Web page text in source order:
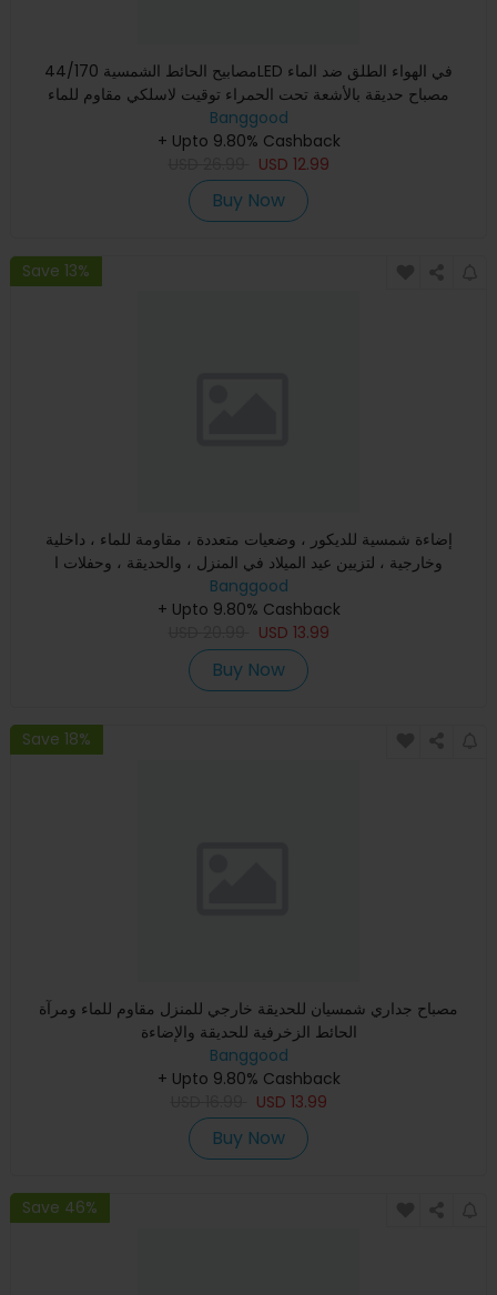
مصابيح الحائط الشمسية 44/170LED في الهواء الطلق ضد الماء
مصباح حديقة بالأشعة تحت الحمراء توقيت لاسلكي مقاوم للماء
Banggood
+ Upto 9.80% Cashback
USD 12.99
Buy Now
Save 13%
إضاءة شمسية للديكور ، وضعيات متعددة ، مقاومة للماء ، داخلية
وخارجية ، لتزيين عيد الميلاد في المنزل ، والحديقة ، وحفلات ا
Banggood
+ Upto 9.80% Cashback
USD 13.99
Buy Now
Save 18%
مصباح جداري شمسيان للحديقة خارجي للمنزل مقاوم للماء ومرآة
الحائط الزخرفية للحديقة والإضاءة
Banggood
+ Upto 9.80% Cashback
USD 13.99
Buy Now
Save 46%